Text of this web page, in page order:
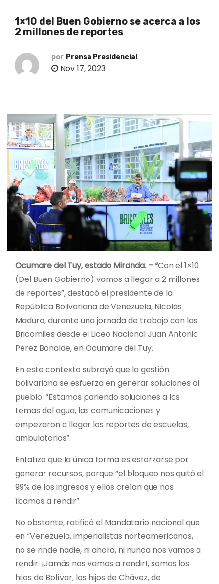
1×10 del Buen Gobierno se acerca a los
2 millones de reportes
por Prensa Presidencial
Nov 17, 2023
Ocumare del Tuy, estado Miranda. – “Con el 1×10
(Del Buen Gobierno) vamos a llegar a 2 millones
de reportes”, destacó el presidente de la
República Bolivariana de Venezuela, Nicolás
Maduro, durante una jornada de trabajo con las
Bricomiles desde el Liceo Nacional Juan Antonio
Pérez Bonalde, en Ocumare del Tuy.
En este contexto subrayó que la gestión
bolivariana se esfuerza en generar soluciones al
pueblo. “Estamos pariendo soluciones a los
temas del agua, las comunicaciones y
empezaron a llegar los reportes de escuelas,
ambulatorios”.
Enfatizó que la única forma es esforzarse por
generar recursos, porque “el bloqueo nos quitó el
99% de los ingresos y ellos creían que nos
íbamos a rendir”.
No obstante, ratificó el Mandatario nacional que
en “Venezuela, imperialistas norteamericanos,
no se rinde nadie, ni ahora, ni nunca nos vamos a
rendir. ¡Jamás nos vamos a rendir!, somos los
hijos de Bolívar, los hijos de Chávez, de